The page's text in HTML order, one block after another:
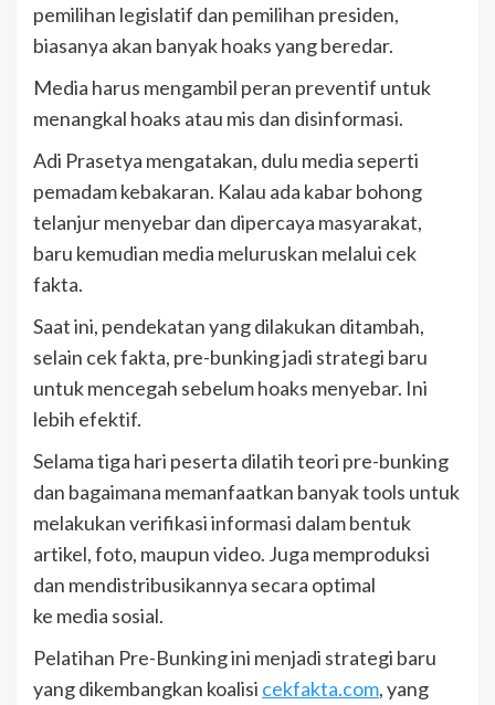
pemilihan legislatif dan pemilihan presiden,
biasanya akan banyak hoaks yang beredar.
Media harus mengambil peran preventif untuk
menangkal hoaks atau mis dan disinformasi.
Adi Prasetya mengatakan, dulu media seperti
pemadam kebakaran. Kalau ada kabar bohong
telanjur menyebar dan dipercaya masyarakat,
baru kemudian media meluruskan melalui cek
fakta.
Saat ini, pendekatan yang dilakukan ditambah,
selain cek fakta, pre-bunking jadi strategi baru
untuk mencegah sebelum hoaks menyebar. Ini
lebih efektif.
Selama tiga hari peserta dilatih teori pre-bunking
dan bagaimana memanfaatkan banyak tools untuk
melakukan verifikasi informasi dalam bentuk
artikel, foto, maupun video. Juga memproduksi
dan mendistribusikannya secara optimal
ke media sosial.
Pelatihan Pre-Bunking ini menjadi strategi baru
yang dikembangkan koalisi cekfakta.com, yang